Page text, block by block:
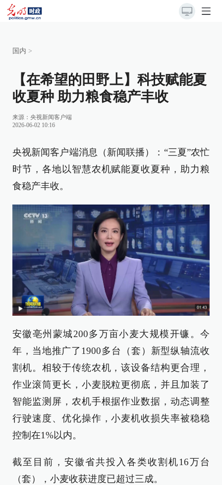
国内 >
【在希望的田野上】科技赋能夏
收夏种 助力粮食稳产丰收
来源： 央视新闻客户端
2026-06-02 10:16
央视新闻客户端消息（新闻联播）：“三夏”农忙
时节，各地以智慧农机赋能夏收夏种，助力粮
食稳产丰收。
安徽亳州蒙城200多万亩小麦大规模开镰。今
年，当地推广了1900多台（套）新型纵轴流收
割机。相较于传统农机，该设备结构更合理，
作业滚筒更长，小麦脱粒更彻底，并且加装了
智能监测屏，农机手根据作业数据，动态调整
行驶速度、优化操作，小麦机收损失率被稳稳
控制在1%以内。
截至目前，安徽省共投入各类收割机16万台
（套），小麦收获进度已超过三成。